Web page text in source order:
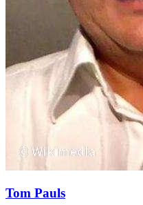
Tom Pauls